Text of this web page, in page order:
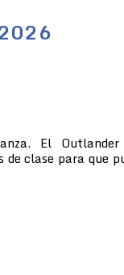
El Outlander
clase para que